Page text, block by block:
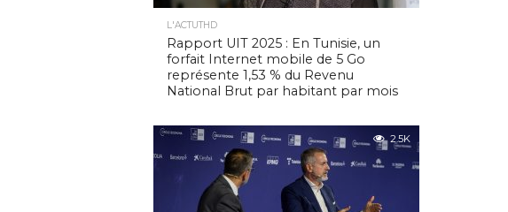
L'ACTUTHD
Rapport UIT 2025 : En Tunisie, un
forfait Internet mobile de 5 Go
représente 1,53 % du Revenu
National Brut par habitant par mois
2.5K